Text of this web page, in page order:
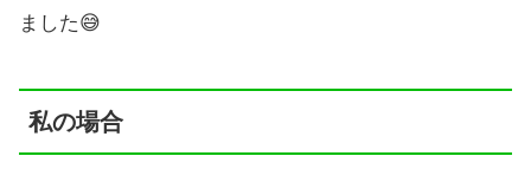
ました😅
私の場合